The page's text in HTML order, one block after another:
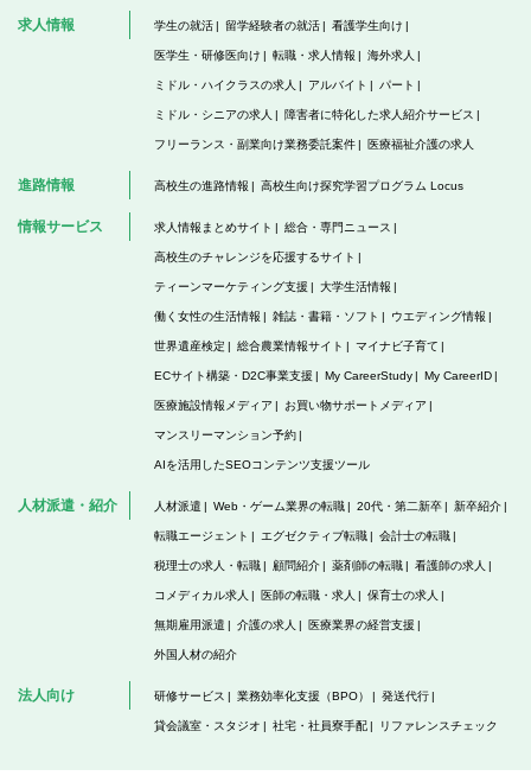
求人情報 学生の就活 留学経験者の就活 看護学生向け
医学生・研修医向け 転職・求人情報 海外求人
ミドル・ハイクラスの求人 アルバイト パート
ミドル・シニアの求人 障害者に特化した求人紹介サービス
フリーランス・副業向け業務委託案件 医療福祉介護の求人
進路情報 高校生の進路情報 高校生向け探究学習プログラム Locus
情報サービス 求人情報まとめサイト 総合・専門ニュース
高校生のチャレンジを応援するサイト
ティーンマーケティング支援 大学生活情報
働く女性の生活情報 雑誌・書籍・ソフト ウエディング情報
世界遺産検定 総合農業情報サイト マイナビ子育て
ECサイト構築・D2C事業支援 My CareerStudy My CareerID
医療施設情報メディア お買い物サポートメディア
マンスリーマンション予約
AIを活用したSEOコンテンツ支援ツール
人材派遣・紹介 人材派遣 Web・ゲーム業界の転職 20代・第二新卒 新卒紹介
転職エージェント エグゼクティブ転職 会計士の転職
税理士の求人・転職 顧問紹介 薬剤師の転職 看護師の求人
コメディカル求人 医師の転職・求人 保育士の求人
無期雇用派遣 介護の求人 医療業界の経営支援
外国人材の紹介
法人向け 研修サービス 業務効率化支援（BPO） 発送代行
貸会議室・スタジオ 社宅・社員寮手配 リファレンスチェック